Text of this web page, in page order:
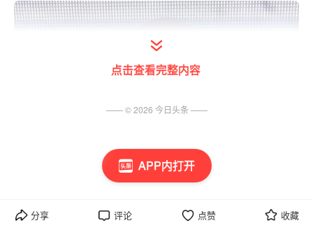
APP内打开
点击查看完整内容
分享 评论 点赞 收藏
—— ©2026 今日头条 ——